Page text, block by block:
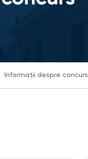
Informații despre concurs